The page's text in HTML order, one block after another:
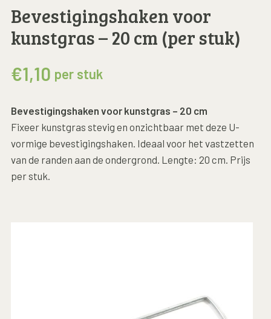
Bevestigingshaken voor
kunstgras – 20 cm (per stuk)
€1,10 per stuk
Bevestigingshaken voor kunstgras – 20 cm
Fixeer kunstgras stevig en onzichtbaar met deze U-
vormige bevestigingshaken. Ideaal voor het vastzetten
van de randen aan de ondergrond. Lengte: 20 cm. Prijs
per stuk.